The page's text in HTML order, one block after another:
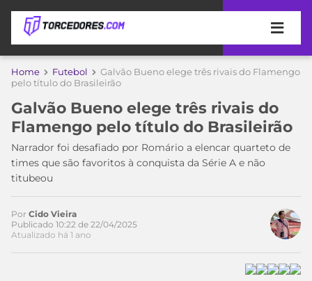
APOSTAS
DE
APOSTA
MELHORES
SITES
DE
APOSTAS
2026
COPA
DO
MUNDO
MEU
TIME
CAMPEONATOS
Home Futebol
Galvão Bueno elege três rivais do Flamengo
pelo título do Brasileirão
Galvão Bueno elege três rivais do
Flamengo pelo título do Brasileirão
Narrador foi desafiado por Romário a elencar quarteto de
times que são favoritos à conquista da Série A e não
titubeou
Por Cido Vieira
Publicado 10:22 de 22/04/2025
Atualizado há 1 ano